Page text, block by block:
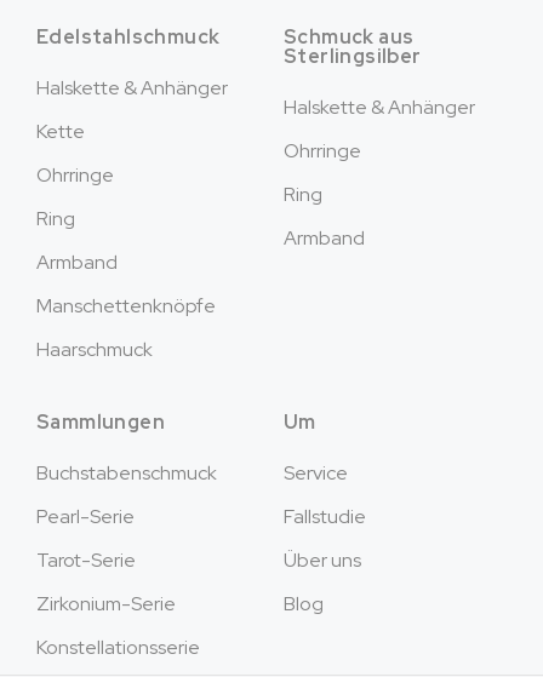
Edelstahlschmuck
Halskette & Anhänger
Kette
Ohrringe
Ring
Armband
Manschettenknöpfe
Haarschmuck
Schmuck aus
Sterlingsilber
Halskette & Anhänger
Ohrringe
Ring
Armband
Sammlungen
Buchstabenschmuck
Pearl-Serie
Tarot-Serie
Zirkonium-Serie
Konstellationsserie
Um
Service
Fallstudie
Über uns
Blog